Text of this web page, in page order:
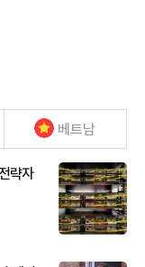
베트남
략자